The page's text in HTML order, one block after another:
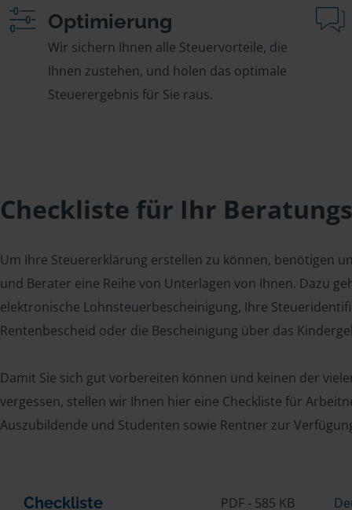
Optimierung
Wir sichern Ihnen alle Steuervorteile, die
Ihnen zustehen, und holen das optimale
Steuerergebnis für Sie raus.
Checkliste für Ihr
Um Ihre Steuererklärung erstellen zu können, benötigen
und Berater eine Reihe von Unterlagen von Ihnen. Dazu
elektronische Lohnsteuerbescheinigung, Ihre
Rentenbescheid oder die Bescheinigung über das
Damit Sie sich gut vorbereiten können und keinen der
vergessen, stellen wir Ihnen hier eine Checkliste für
Auszubildende und Studenten sowie Rentner zur
Checkliste PDF - 585 KB